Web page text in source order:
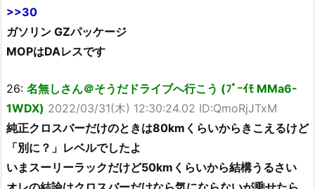
>>30
ガソリン GZパッケージ
MOPはDAレスです
26: 名無しさん＠そうだドライブへ行こう (ﾌﾞｰｲﾓ MMa6-
1WDX) 2022/03/31(木) 12:30:24.02 ID:QmoRjJTxM
純正クロスバーだけのときは80kmくらいからきこえるけど
「別に？」レベルでしたよ
いまスーリーラックだけど50kmくらいから結構うるさい